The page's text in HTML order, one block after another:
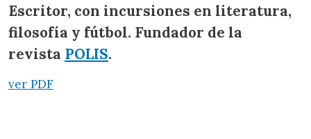
Escritor, con incursiones en literatura,
filosofía y fútbol. Fundador de la
revista POLIS.
ver PDF